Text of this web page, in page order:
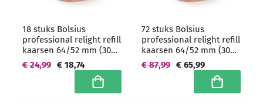
18 stuks Bolsius
professional relight refill
kaarsen 64/52 mm (30
uur) Roze€ 18,74
€ 24,99
In winkelwagen
72 stuks Bolsius
professional relight refill
kaarsen 64/52 mm (30
uur) Roze -
grootverpakking
€ 65,99
€ 87,99
In